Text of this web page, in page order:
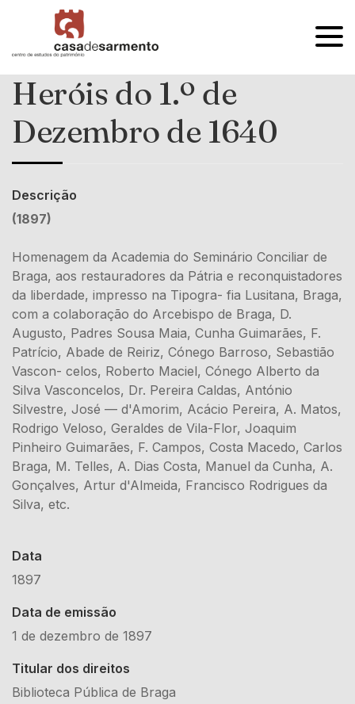
OPEN
Heróis do 1.º de
Dezembro de 1640
Descrição
(1897)
Homenagem da Academia do Seminário Conciliar de
Braga, aos restauradores da Pátria e reconquistadores
da liberdade, impresso na Tipogra- fia Lusitana, Braga,
com a colaboração do Arcebispo de Braga, D.
Augusto, Padres Sousa Maia, Cunha Guimarães, F.
Patrício, Abade de Reiriz, Cónego Barroso, Sebastião
Vascon- celos, Roberto Maciel, Cónego Alberto da
Silva Vasconcelos, Dr. Pereira Caldas, António
Silvestre, José — d'Amorim, Acácio Pereira, A. Matos,
Rodrigo Veloso, Geraldes de Vila-Flor, Joaquim
Pinheiro Guimarães, F. Campos, Costa Macedo, Carlos
Braga, M. Telles, A. Dias Costa, Manuel da Cunha, A.
Gonçalves, Artur d'Almeida, Francisco Rodrigues da
Silva, etc.
Data
1897
Data de emissão
1 de dezembro de 1897
Titular dos direitos
Biblioteca Pública de Braga